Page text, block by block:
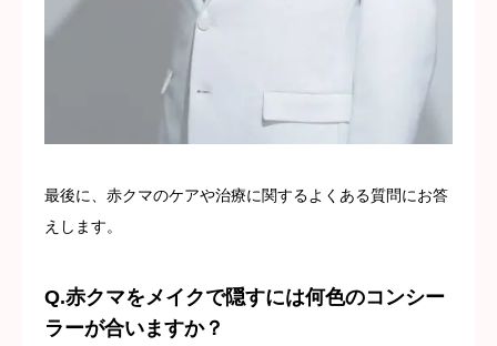
最後に、赤クマのケアや治療に関するよくある質問にお答
えします。
Q.赤クマをメイクで隠すには何色のコンシー
ラーが合いますか？